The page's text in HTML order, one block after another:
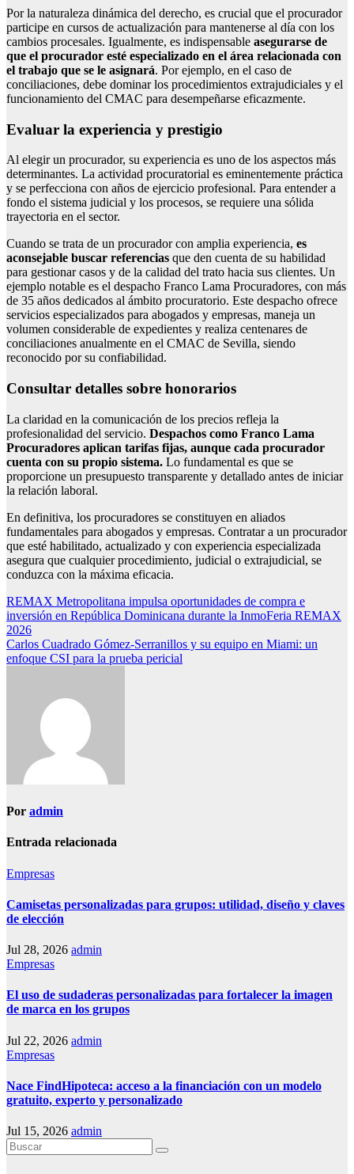
Por la naturaleza dinámica del derecho, es crucial que el procurador
participe en cursos de actualización para mantenerse al día con los
cambios procesales. Igualmente, es indispensable asegurarse de
que el procurador esté especializado en el área relacionada con
el trabajo que se le asignará. Por ejemplo, en el caso de
conciliaciones, debe dominar los procedimientos extrajudiciales y el
funcionamiento del CMAC para desempeñarse eficazmente.
Evaluar la experiencia y prestigio
Al elegir un procurador, su experiencia es uno de los aspectos más
determinantes. La actividad procuratorial es eminentemente práctica
y se perfecciona con años de ejercicio profesional. Para entender a
fondo el sistema judicial y los procesos, se requiere una sólida
trayectoria en el sector.
Cuando se trata de un procurador con amplia experiencia, es
aconsejable buscar referencias que den cuenta de su habilidad
para gestionar casos y de la calidad del trato hacia sus clientes. Un
ejemplo notable es el despacho Franco Lama Procuradores, con más
de 35 años dedicados al ámbito procuratorio. Este despacho ofrece
servicios especializados para abogados y empresas, maneja un
volumen considerable de expedientes y realiza centenares de
conciliaciones anualmente en el CMAC de Sevilla, siendo
reconocido por su confiabilidad.
Consultar detalles sobre honorarios
La claridad en la comunicación de los precios refleja la
profesionalidad del servicio. Despachos como Franco Lama
Procuradores aplican tarifas fijas, aunque cada procurador
cuenta con su propio sistema. Lo fundamental es que se
proporcione un presupuesto transparente y detallado antes de iniciar
la relación laboral.
En definitiva, los procuradores se constituyen en aliados
fundamentales para abogados y empresas. Contratar a un procurador
que esté habilitado, actualizado y con experiencia especializada
asegura que cualquier procedimiento, judicial o extrajudicial, se
conduzca con la máxima eficacia.
Navegación
de
entradas
REMAX Metropolitana impulsa oportunidades de compra e
inversión en República Dominicana durante la InmoFeria REMAX
2026
Carlos Cuadrado Gómez-Serranillos y su equipo en Miami: un
enfoque CSI para la prueba pericial
Por admin
Entrada relacionada
Empresas
Camisetas personalizadas para grupos: utilidad, diseño y claves
de elección
Jul 28, 2026 admin
Empresas
El uso de sudaderas personalizadas para fortalecer la imagen
de marca en los grupos
Jul 22, 2026 admin
Empresas
Nace FindHipoteca: acceso a la financiación con un modelo
gratuito, experto y personalizado
Jul 15, 2026 admin